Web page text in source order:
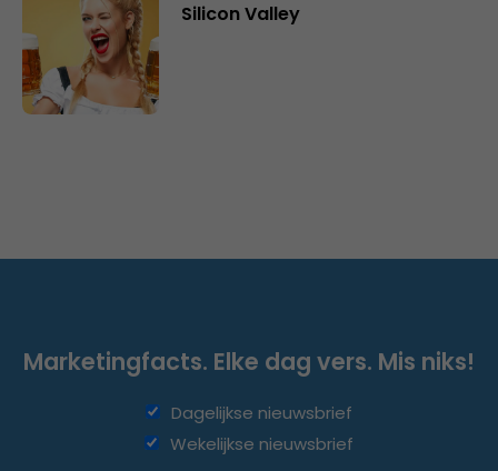
Silicon Valley
Marketingfacts. Elke dag vers. Mis niks!
Dagelijkse nieuwsbrief
Wekelijkse nieuwsbrief